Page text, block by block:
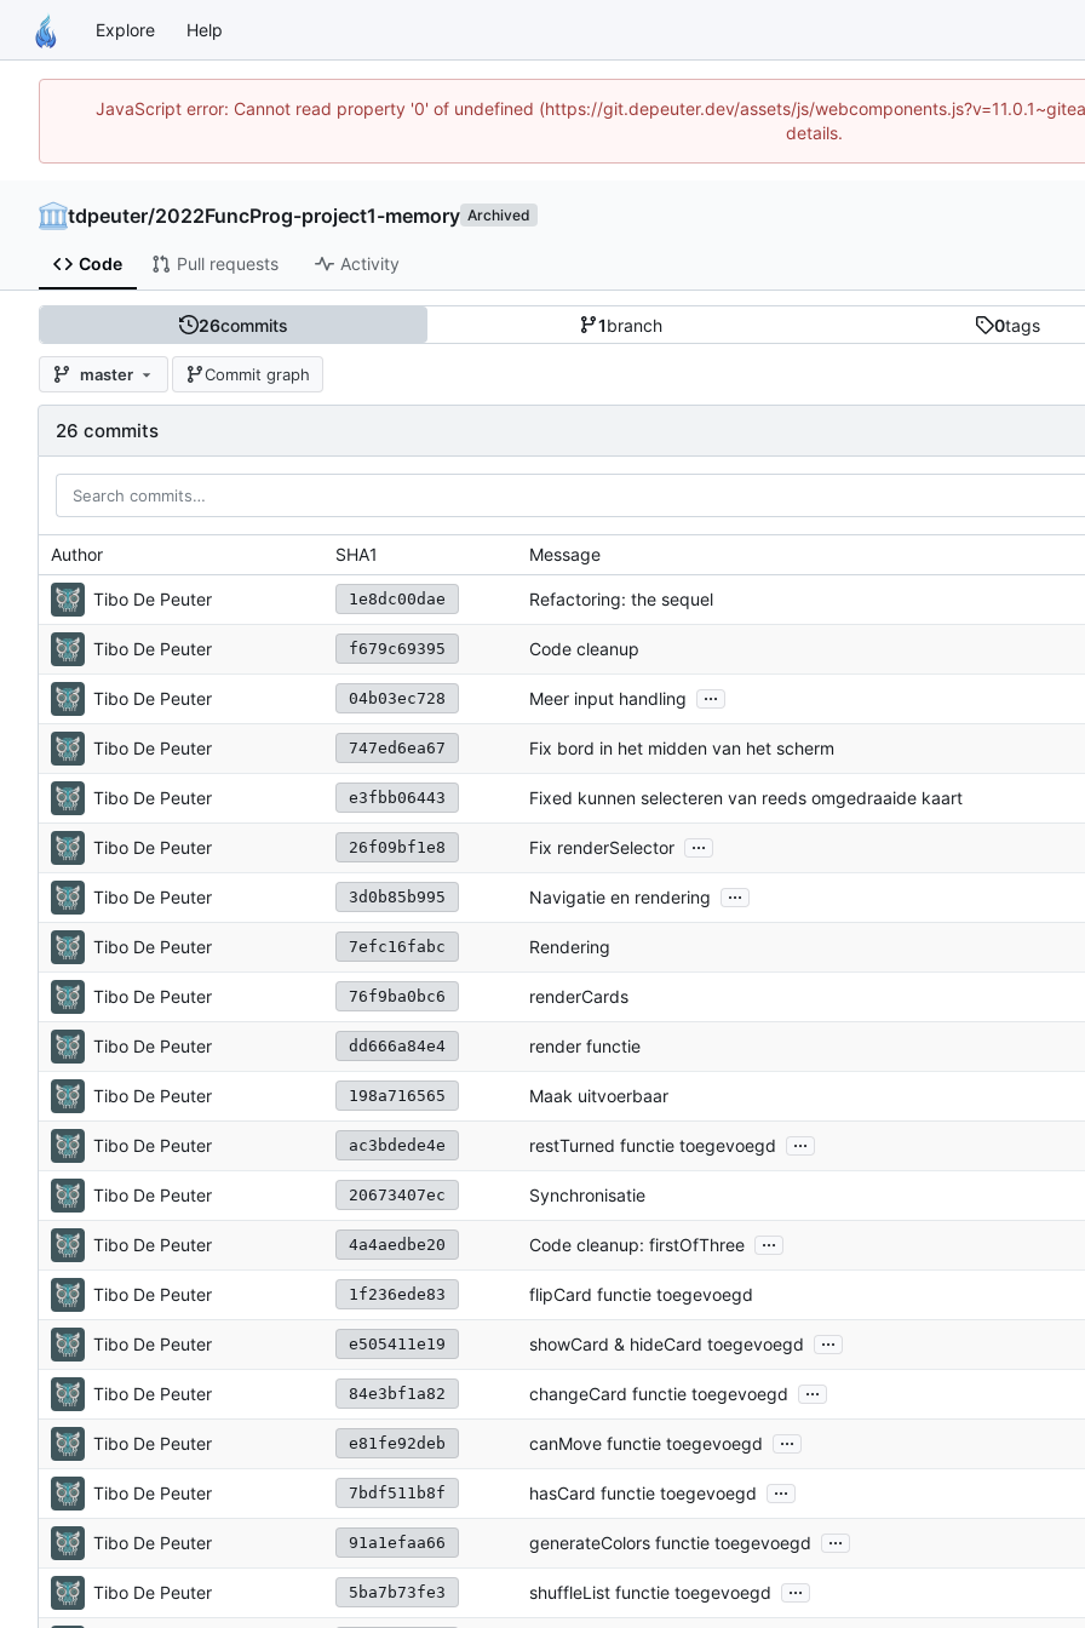
Explore Help
JavaScript error: Cannot read property '0' of undefined (https://git.depeuter.dev/assets/js/
details.
tdpeuter/2022FuncProg-project1-memory Archived
Code Pull requests Activity
26commits 1branch 0tags
master Commit graph
26 commits
Author SHA1 Message
Tibo De Peuter 1e8dc00dae Refactoring: the sequel
Tibo De Peuter f679c69395 Code cleanup
Tibo De Peuter 04b03ec728 Meer input handling ...
Tibo De Peuter 747ed6ea67 Fix bord in het midden van het scherm
Tibo De Peuter e3fbb06443 Fixed kunnen selecteren van reeds omgedraaide kaart
Tibo De Peuter 26f09bf1e8 Fix renderSelector ...
Tibo De Peuter 3d0b85b995 Navigatie en rendering ...
Tibo De Peuter 7efc16fabc Rendering
Tibo De Peuter 76f9ba0bc6 renderCards
Tibo De Peuter dd666a84e4 render functie
Tibo De Peuter 198a716565 Maak uitvoerbaar
Tibo De Peuter ac3bdede4e restTurned functie toegevoegd ...
Tibo De Peuter 20673407ec Synchronisatie
Tibo De Peuter 4a4aedbe20 Code cleanup: firstOfThree ...
Tibo De Peuter 1f236ede83 flipCard functie toegevoegd
Tibo De Peuter e505411e19 showCard & hideCard toegevoegd ...
Tibo De Peuter 84e3bf1a82 changeCard functie toegevoegd ...
Tibo De Peuter e81fe92deb canMove functie toegevoegd ...
Tibo De Peuter 7bdf511b8f hasCard functie toegevoegd ...
Tibo De Peuter 91a1efaa66 generateColors functie toegevoegd ...
Tibo De Peuter 5ba7b73fe3 shuffleList functie toegevoegd ...